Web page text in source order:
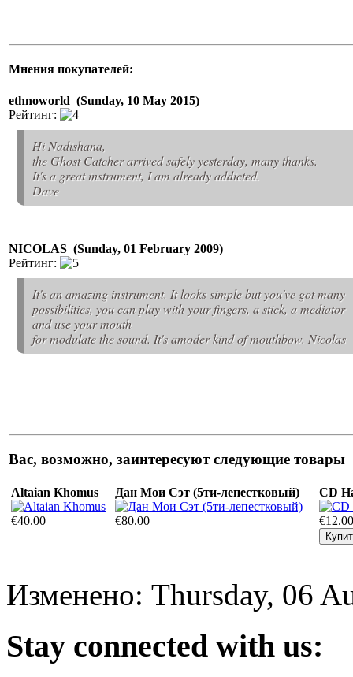
Мнения покупателей:
ethnoworld (Sunday, 10 May 2015)
Рейтинг:
Hi Nadishana,
the Ghost Catcher arrived safely yesterday, many thanks.
It's a great instrument, I am already addicted.
Dave
NICOLAS (Sunday, 01 February 2009)
Рейтинг:
It's an amazing instrument. It looks simple but you've got many
possibilities, you can play with your fingers, a stick, a mediator
and use your mouth
for modulate the sound. It's amoder kind of mouthbow. Nicolas
Вас, возможно, заинтересуют следующие товары
Altaian Khomus
€40.00
Дан Мои Сэт (5ти-лепестковый)
€80.00
CD
€12.00
Изменено: Thursday, 06
Stay connected with us: